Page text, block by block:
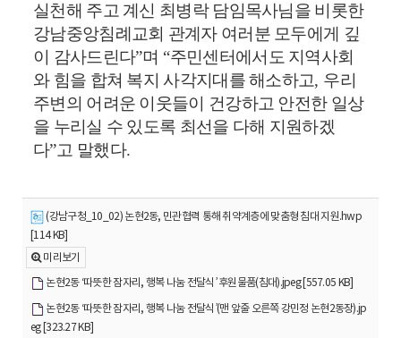
실천해 주고 계신 최병락 담임목사님을 비롯한
강남중앙침례교회 관계자 여러분 모두에게 깊
이 감사드린다”며 “주민센터에서도 지역사회
와 힘을 합쳐 복지 사각지대를 해소하고, 우리
주변의 어려운 이웃들이 건강하고 안전한 일상
을 누리실 수 있도록 최선을 다해 지원하겠
다”고 말했다.
(강남구청_10_02) 논현2동, 민관협력 통해 취약계층에 맞춤형 침대 지원.hwp
[114 KB]
미리보기
논현2동 ‘따뜻한 잠자리, 행복 나눔 전달식’ 후원물품(침대).jpeg [557.05 KB]
논현2동 ‘따뜻한 잠자리, 행복 나눔 전달식’(맨 앞줄 오른쪽 강민정 논현2동장).jp
eg [323.27 KB]